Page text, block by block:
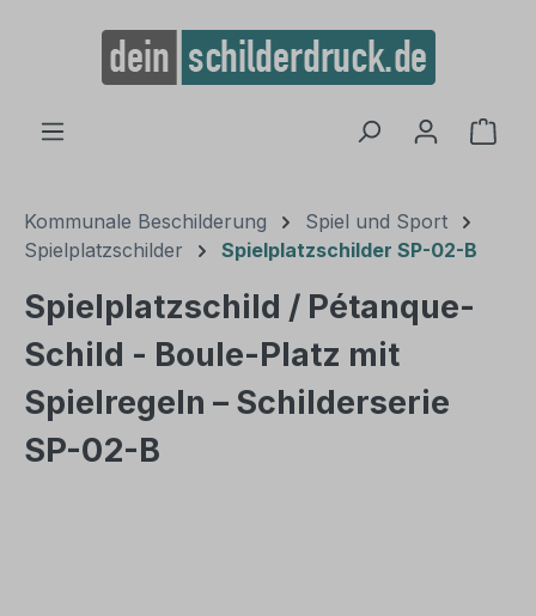
springen
Kommunale Beschilderung
Spiel und Sport
Spielplatzschilder
Spielplatzschilder SP-02-B
Spielplatzschild / Pétanque-
Schild - Boule-Platz mit
Spielregeln – Schilderserie
SP-02-B